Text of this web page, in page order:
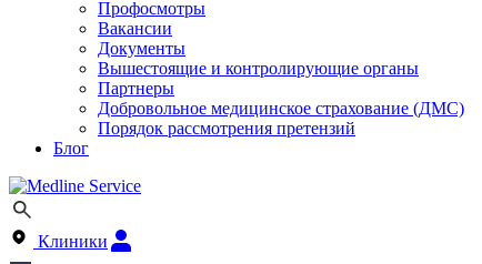
Профосмотры
Вакансии
Документы
Вышестоящие и контролирующие органы
Партнеры
Добровольное медицинское страхование (ДМС)
Порядок рассмотрения претензий
Блог
Клиники